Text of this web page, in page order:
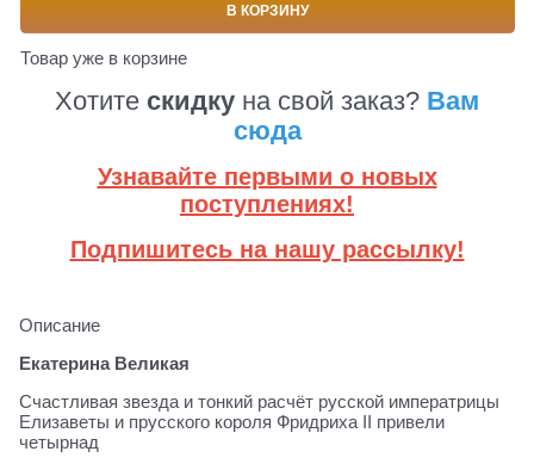
В КОРЗИНУ
Товар уже в корзине
Хотите скидку на свой заказ? Вам
сюда
Узнавайте первыми о новых
поступлениях!
Подпишитесь на нашу рассылку!
Описание
Екатерина Великая
Счастливая звезда и тонкий расчёт русской императрицы
Елизаветы и прусского короля Фридриха II привели
четырнад